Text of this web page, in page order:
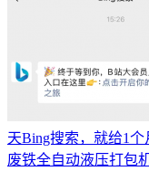
天Bing搜索，就给1个
废铁全自动液压打包